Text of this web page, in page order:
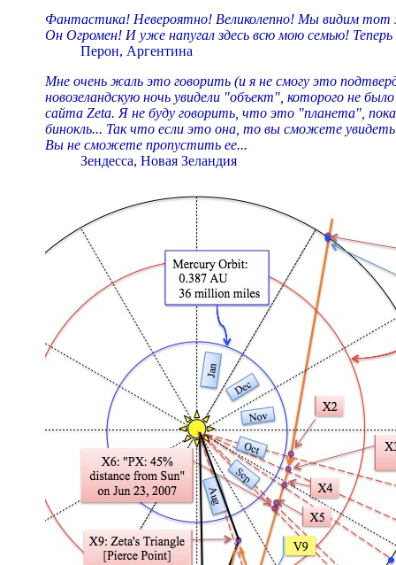
Фантастика! Невероятно! Великолепно! Мы видим тот
Он Огромен! И уже напугал здесь всю мою семью!
Перон, Аргентина
Мне очень жаль это говорить (и я не смогу это
новозеландскую ночь увидели "объект", которого не
сайта Zeta. Я не буду говорить, что это "планета",
бинокль... Так что если это она, то вы сможете
Вы не сможете пропустить ее...
Зендесса, Новая Зеландия